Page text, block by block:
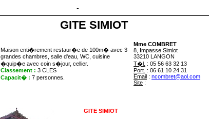
-
GITE SIMIOT
Maison enti�rement restaur�e de 100m� avec 3
grandes chambres, salle d'eau, WC, cuisine
�quip�e avec coin s�jour, cellier.
Classement : 3 CLES
Capacit� : 7 personnes.
Mme COMBRET
8, Impasse Simiot
33210 LANGON
T�l.
: 05 56 63 32 13
Port. : 06 61 10 24 31
Email : ncombret@aol.com
Site :
GITE SIMIOT